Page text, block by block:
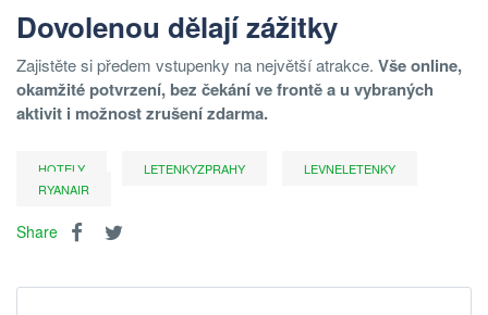
Dovolenou dělají zážitky
Zajistěte si předem vstupenky na největší atrakce. Vše online,
okamžité potvrzení, bez čekání ve frontě a u vybraných
aktivit i možnost zrušení zdarma.
HOTELY LETENKYZPRAHY
LEVNELETENKY
RYANAIR
Share